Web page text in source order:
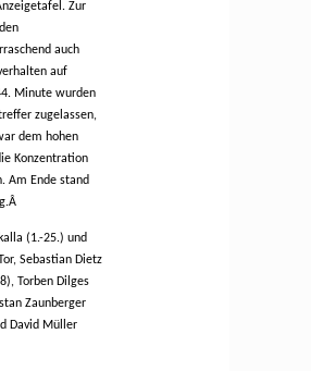
Zur
auch
auf
Minute wurden
zugelassen,
dem hohen
Konzentration
Am Ende stand
Â
(1.-25.) und
Sebastian Dietz
Torben Dilges
Zaunberger
David Müller